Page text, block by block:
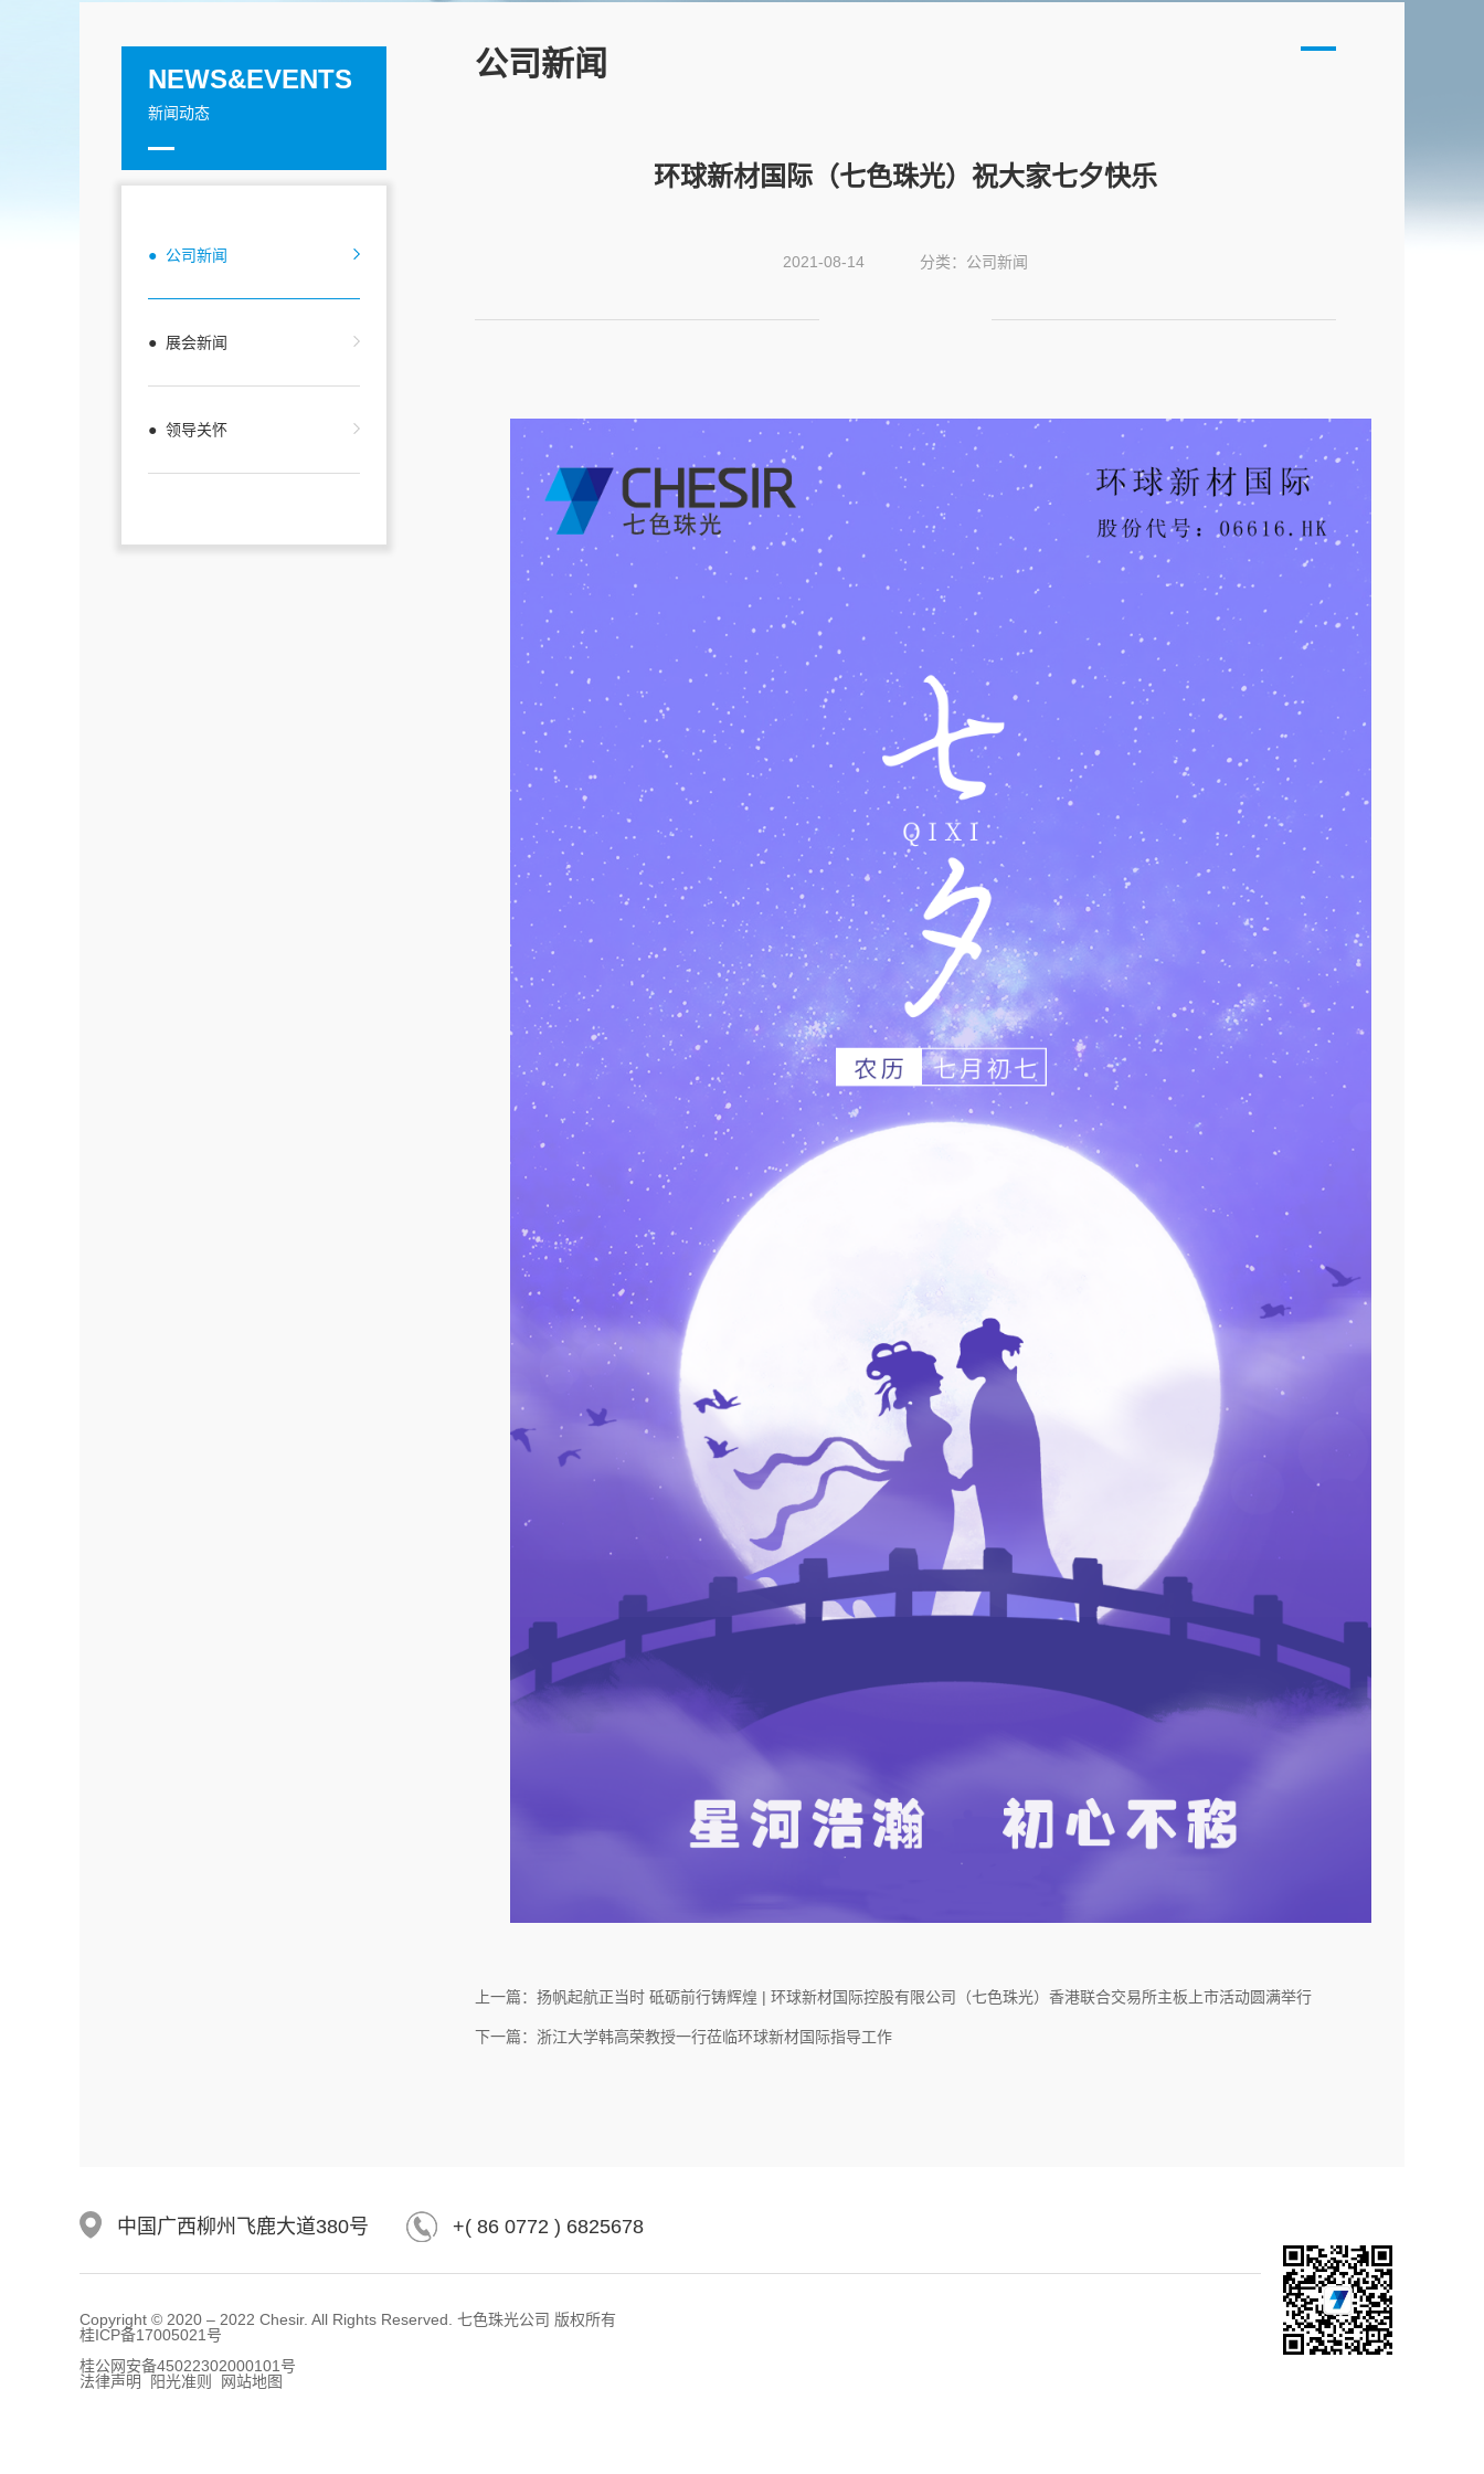
NEWS&EVENTS
新闻动态
● 公司新闻
● 展会新闻
● 领导关怀
公司新闻
环球新材国际（七色珠光）祝大家七夕快乐
2021-08-14 分类：公司新闻
上一篇：扬帆起航正当时 砥砺前行铸辉煌 | 环球新材国际控股有限公司（七色珠光）香港联合交易所主板上市活动圆满举行
下一篇：浙江大学韩高荣教授一行莅临环球新材国际指导工作
中国广西柳州飞鹿大道380号 +( 86 0772 ) 6825678
Copyright © 2020 – 2022 Chesir. All Rights Reserved. 七色珠光公司 版权所有
桂ICP备17005021号
桂公网安备45022302000101号
法律声明 阳光准则 网站地图